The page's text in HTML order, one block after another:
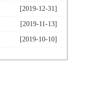
[2019-12-31]
[2019-11-13]
[2019-10-10]